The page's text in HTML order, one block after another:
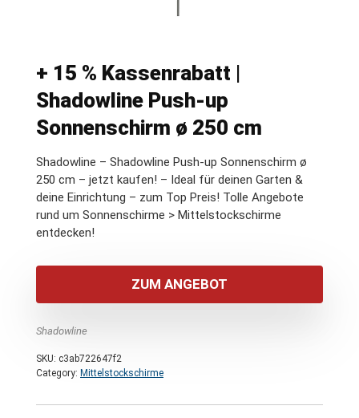
+ 15 % Kassenrabatt |
Shadowline Push-up
Sonnenschirm ø 250 cm
Shadowline – Shadowline Push-up Sonnenschirm ø
250 cm – jetzt kaufen! – Ideal für deinen Garten &
deine Einrichtung – zum Top Preis! Tolle Angebote
rund um Sonnenschirme > Mittelstockschirme
entdecken!
ZUM ANGEBOT
Shadowline
SKU: c3ab722647f2
Category: Mittelstockschirme